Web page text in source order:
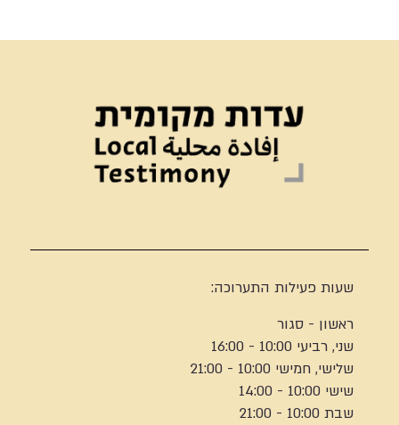
שעות פעילות התערוכה:
ראשון - סגור
שני, רביעי 10:00 - 16:00
שלישי, חמישי 10:00 - 21:00
שישי 10:00 - 14:00
שבת 10:00 - 21:00